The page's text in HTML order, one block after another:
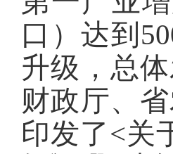
口）达到
升级，总
财政厅、
印发了<关